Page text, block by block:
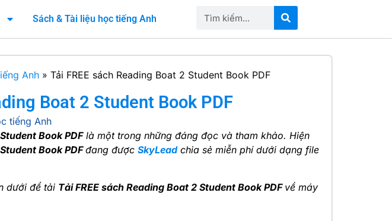
Sách & Tài liệu học tiếng Anh
Anh» Tải FREE sách Reading Boat 2 Student Book PDF
Boat 2 Student Book PDF
tiếng Anh
Book PDFlà một trong những đáng đọc và tham khảo. Hiện
Book PDFđang được SkyLeadchia sẻ miễn phí dưới dạng file
dưới để tải Tải FREE sách Reading Boat 2 Student Book PDF về máy